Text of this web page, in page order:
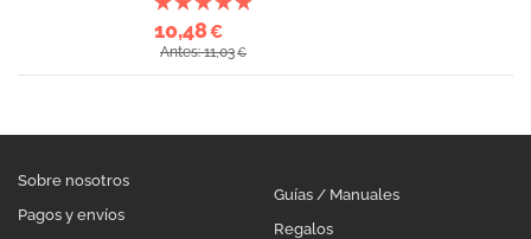
10,48€
Antes: 11,03€
Sobre nosotros
Pagos y envíos
Guías / Manuales
Regalos